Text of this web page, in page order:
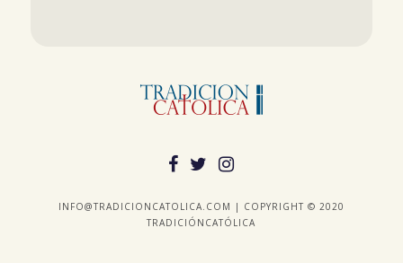
INFO@TRADICIONCATOLICA.COM | COPYRIGHT © 2020
TRADICIÓNCATÓLICA